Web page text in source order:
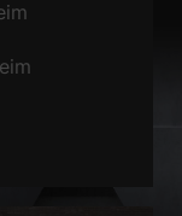
Website nutzen.
werden